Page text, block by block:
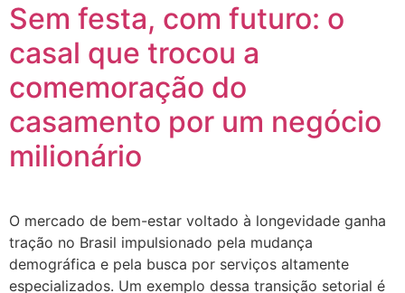
Sem festa, com futuro: o
casal que trocou a
comemoração do
casamento por um negócio
milionário
O mercado de bem-estar voltado à longevidade ganha
tração no Brasil impulsionado pela mudança
demográfica e pela busca por serviços altamente
especializados. Um exemplo dessa transição setorial é